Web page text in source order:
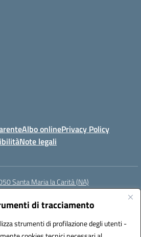
di tracciamento
strumenti di profilazione degli utenti -
Albo onlinePrivacy Policy
Note legali
Santa Maria la Carità (NA)
(PEC):NAEE21900T@pec.istruzione.it